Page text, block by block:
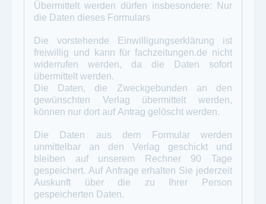
Übermittelt werden dürfen insbesondere: Nur
die Daten dieses Formulars
Die vorstehende Einwilligungserklärung ist
freiwillig und kann für fachzeitungen.de nicht
widerrufen werden, da die Daten sofort
übermittelt werden.
Die Daten, die Zweckgebunden an den
gewünschten Verlag übermittelt werden,
können nur dort auf Antrag gelöscht werden.
Die Daten aus dem Formular werden
unmittelbar an den Verlag geschickt und
bleiben auf unserem Rechner 90 Tage
gespeichert. Auf Anfrage erhalten Sie jederzeit
Auskunft über die zu Ihrer Person
gespeicherten Daten.